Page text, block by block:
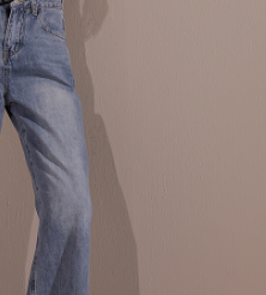
Mobile Co., Ltd. (“Syarikat”),
barangan atau perkhidmatan
Hasil daripada pembelian
oleh peniaga kepada
pembayaran mengikut
terjalin melalui persetujuan
memberikan maklumat peribadi
atau alamat) kepada Syarikat bagi
penggunaan data yang
pengesahan,
yang diluluskan akan berdasarkan
AFTEE.
lebih besar daripada NT$20.
ahli Taiwan.
Kemudian disediakan oleh NP
bil kepada pengguna. AFTEE
dikumpul (termasuk nama
telefon, alamat penerima) untuk
"Penyata Pengumpulan
lanjut.
untuk pesanan
Kadar Penghantaran